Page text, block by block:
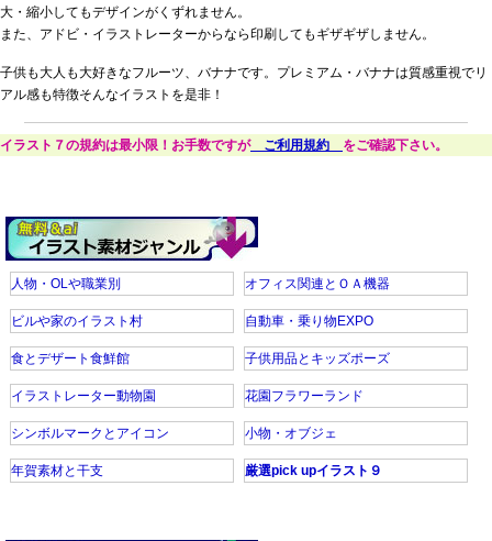
大・縮小してもデザインがくずれません。
また、アドビ・イラストレーターからなら印刷してもギザギザしません。
子供も大人も大好きなフルーツ、バナナです。プレミアム・バナナは質感重視でリ
アル感も特徴そんなイラストを是非！
イラスト７の規約は最小限！お手数ですがご利用規約 をご確認下さい。
人物・OLや職業別 オフィス関連とＯＡ機器
ビルや家のイラスト村 自動車・乗り物EXPO
食とデザート食鮮館 子供用品とキッズポーズ
イラストレーター動物園 花園フラワーランド
シンボルマークとアイコン 小物・オブジェ
年賀素材と干支 厳選pick upイラスト９